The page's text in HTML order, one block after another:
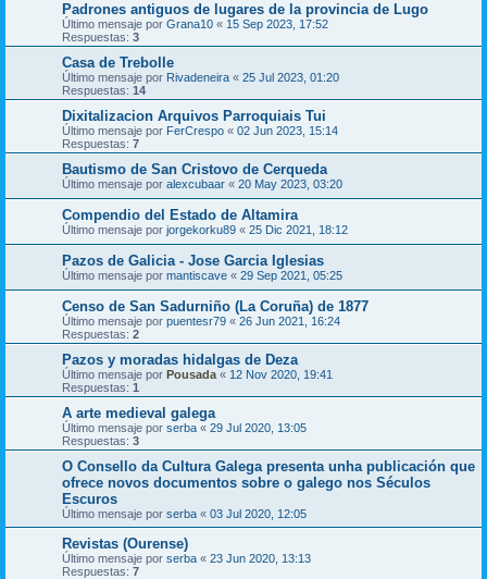
Padrones antiguos de lugares de la provincia de Lugo
Último mensaje por Grana10 « 15 Sep 2023, 17:52
Respuestas: 3
Casa de Trebolle
Último mensaje por Rivadeneira « 25 Jul 2023, 01:20
Respuestas: 14
Dixitalizacion Arquivos Parroquiais Tui
Último mensaje por FerCrespo « 02 Jun 2023, 15:14
Respuestas: 7
Bautismo de San Cristovo de Cerqueda
Último mensaje por alexcubaar « 20 May 2023, 03:20
Compendio del Estado de Altamira
Último mensaje por jorgekorku89 « 25 Dic 2021, 18:12
Pazos de Galicia - Jose Garcia Iglesias
Último mensaje por mantiscave « 29 Sep 2021, 05:25
Censo de San Sadurniño (La Coruña) de 1877
Último mensaje por puentesr79 « 26 Jun 2021, 16:24
Respuestas: 2
Pazos y moradas hidalgas de Deza
Último mensaje por Pousada « 12 Nov 2020, 19:41
Respuestas: 1
A arte medieval galega
Último mensaje por serba « 29 Jul 2020, 13:05
Respuestas: 3
O Consello da Cultura Galega presenta unha publicación que
ofrece novos documentos sobre o galego nos Séculos
Escuros
Último mensaje por serba « 03 Jul 2020, 12:05
Revistas (Ourense)
Último mensaje por serba « 23 Jun 2020, 13:13
Respuestas: 7